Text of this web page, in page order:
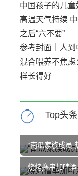
中国孩子的儿童
高温天气持续
之后“六不要”
参考封面｜人到
混合喂养不焦
样长得好
Top头条
“南瓜家族成员
烧烤撸串加啤